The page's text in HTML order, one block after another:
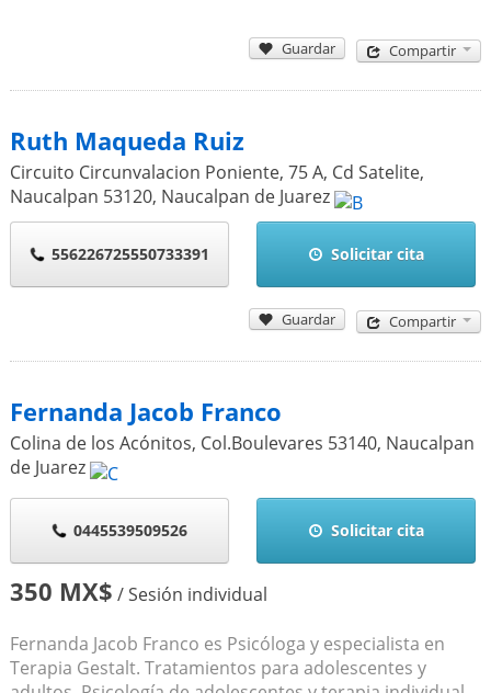
Guardar Compartir
Ruth Maqueda Ruiz
Circuito Circunvalacion Poniente, 75 A, Cd Satelite,
Naucalpan 53120, Naucalpan de Juarez
556226725550733391 Solicitar cita
Guardar Compartir
Fernanda Jacob Franco
Colina de los Acónitos, Col.Boulevares 53140, Naucalpan
de Juarez
0445539509526 Solicitar cita
350 MX$ / Sesión individual
Fernanda Jacob Franco es Psicóloga y especialista en
Terapia Gestalt. Tratamientos para adolescentes y